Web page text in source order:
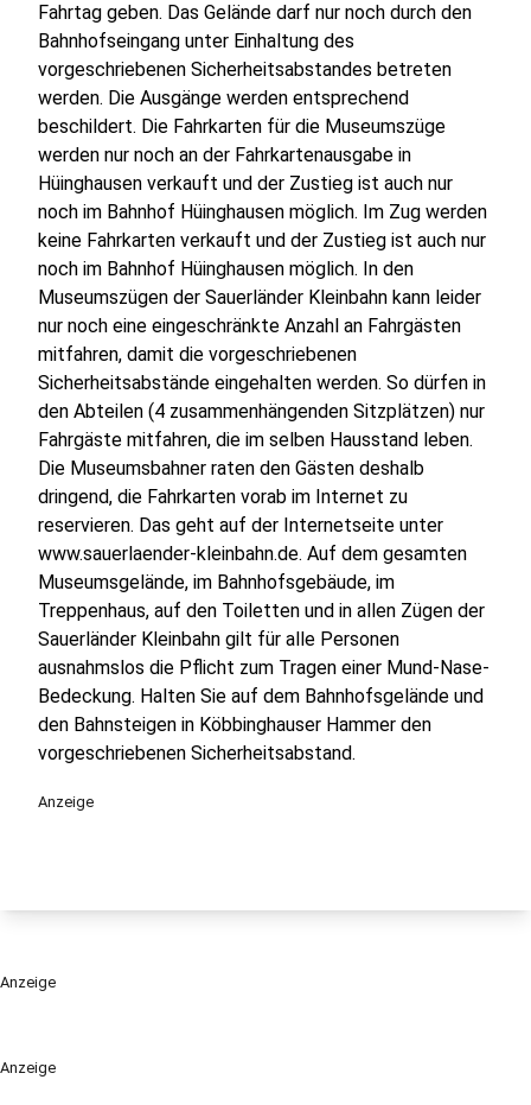
Anzeige
Fahrtag geben. Das Gelände darf nur noch durch den
Bahnhofseingang unter Einhaltung des
vorgeschriebenen Sicherheitsabstandes betreten
werden. Die Ausgänge werden entsprechend
beschildert. Die Fahrkarten für die Museumszüge
werden nur noch an der Fahrkartenausgabe in
Hüinghausen verkauft und der Zustieg ist auch nur
noch im Bahnhof Hüinghausen möglich. Im Zug werden
keine Fahrkarten verkauft und der Zustieg ist auch nur
noch im Bahnhof Hüinghausen möglich. In den
Museumszügen der Sauerländer Kleinbahn kann leider
nur noch eine eingeschränkte Anzahl an Fahrgästen
mitfahren, damit die vorgeschriebenen
Sicherheitsabstände eingehalten werden. So dürfen in
den Abteilen (4 zusammenhängenden Sitzplätzen) nur
Fahrgäste mitfahren, die im selben Hausstand leben.
Die Museumsbahner raten den Gästen deshalb
dringend, die Fahrkarten vorab im Internet zu
reservieren. Das geht auf der Internetseite unter
www.sauerlaender-kleinbahn.de. Auf dem gesamten
Museumsgelände, im Bahnhofsgebäude, im
Treppenhaus, auf den Toiletten und in allen Zügen der
Sauerländer Kleinbahn gilt für alle Personen
ausnahmslos die Pflicht zum Tragen einer Mund-Nase-
Bedeckung. Halten Sie auf dem Bahnhofsgelände und
den Bahnsteigen in Köbbinghauser Hammer den
vorgeschriebenen Sicherheitsabstand.
Anzeige
Anzeige